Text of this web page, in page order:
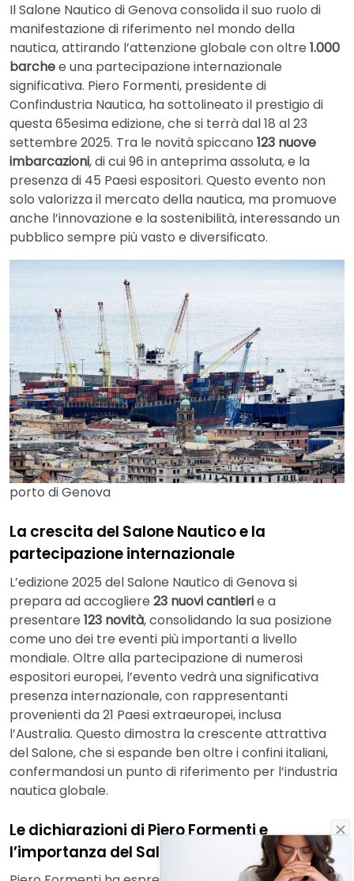
Il Salone Nautico di Genova consolida il suo ruolo di
manifestazione di riferimento nel mondo della
nautica, attirando l’attenzione globale con oltre 1.000
barchee una partecipazione internazionale
significativa. Piero Formenti, presidente di
Confindustria Nautica, ha sottolineato il prestigio di
questa 65esima edizione, che si terrà dal 18 al 23
settembre 2025. Tra le novità spiccano 123 nuove
imbarcazioni, di cui 96 in anteprima assoluta, e la
presenza di 45 Paesi espositori. Questo evento non
solo valorizza il mercato della nautica, ma promuove
anche l’innovazione e la sostenibilità, interessando un
pubblico sempre più vasto e diversificato.
porto di Genova
La crescita del Salone Nautico e la
partecipazione internazionale
L’edizione 2025 del Salone Nautico di Genova si
prepara ad accogliere 23 nuovi cantierie a
presentare 123 novità, consolidando la sua posizione
come uno dei tre eventi più importanti a livello
mondiale. Oltre alla partecipazione di numerosi
espositori europei, l’evento vedrà una significativa
presenza internazionale, con rappresentanti
provenienti da 21 Paesi extraeuropei, inclusa
l’Australia. Questo dimostra la crescente attrattiva
del Salone, che si espande ben oltre i confini italiani,
confermandosi un punto di riferimento per l’industria
nautica globale.
Le dichiarazioni di Piero Formenti e
l’importanza del Salone